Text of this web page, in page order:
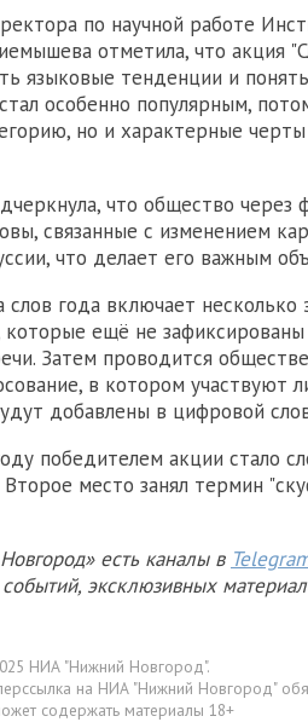
по научной работе
отметила, что акция
языковые тенденции и
особенно популярным,
но и характерные
что общество через
связанные с изменением
что делает его важным
года включает
ещё не зафиксированы
Затем проводится
в котором участвуют
добавлены в цифровой
победителем акции стало
Второе место занял термин
есть каналы в
эксклюзивных
НИА "Нижний Новгород".
на НИА "Нижний Новгород"
содержать материалы 18+